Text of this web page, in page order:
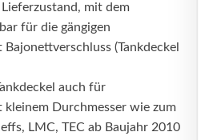
mit dem
für die gängigen
(Tankdeckel
auch für
kleinem Durchmesser wie zum
LMC, TEC ab Baujahr 2010